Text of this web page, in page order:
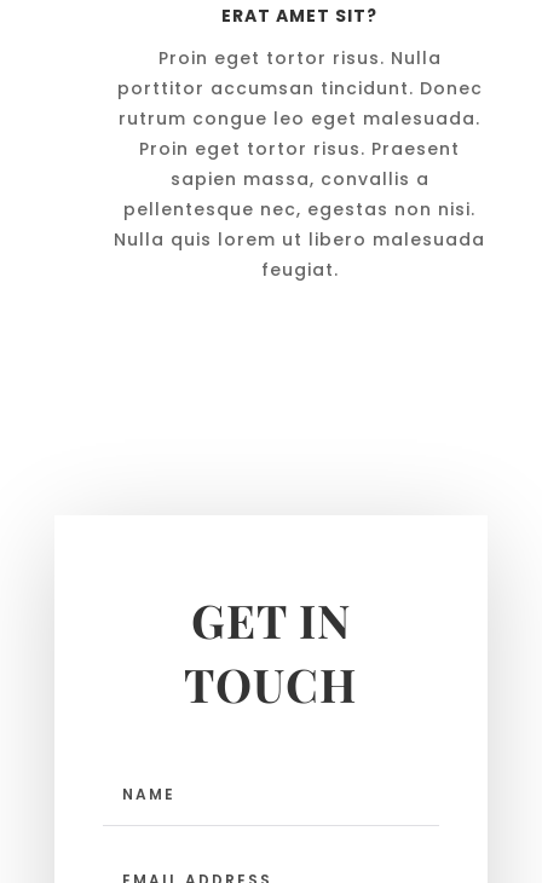
ERAT AMET SIT?
Proin eget tortor risus. Nulla
porttitor accumsan tincidunt. Donec
rutrum congue leo eget malesuada.
Proin eget tortor risus. Praesent
sapien massa, convallis a
pellentesque nec, egestas non nisi.
Nulla quis lorem ut libero malesuada
feugiat.
GET IN
TOUCH